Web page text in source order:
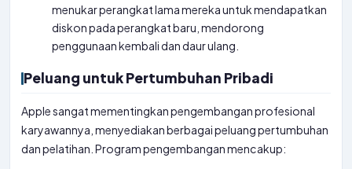
menukar perangkat lama mereka untuk mendapatkan
diskon pada perangkat baru, mendorong
penggunaan kembali dan daur ulang.
Peluang untuk Pertumbuhan Pribadi
Apple sangat mementingkan pengembangan profesional
karyawannya, menyediakan berbagai peluang pertumbuhan
dan pelatihan. Program pengembangan mencakup: